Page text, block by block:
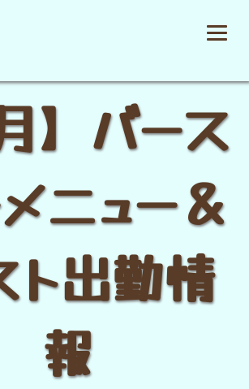
】バース
ニュー＆
ト出勤情
報